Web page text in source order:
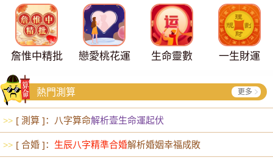
詹惟中精批 戀愛桃花運 生命靈數 一生財運
熱門測算 更多
>> [ 測算 ]：八字算命解析壹生命運起伏
>> [ 合婚 ]： 生辰八字精準合婚解析婚姻幸福成敗